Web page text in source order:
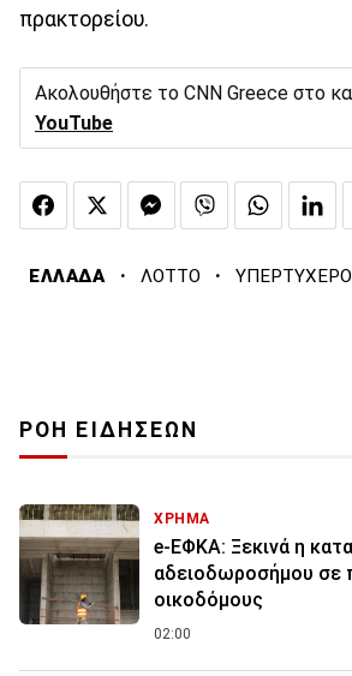
πρακτορείου.
Ακολουθήστε το CNN Greece στο
YouTube
ΕΛΛΑΔΑ · ΛΟΤΤΟ ·
ΡΟΗ ΕΙΔΗΣΕΩΝ
ΧΡΗΜΑ
e-ΕΦΚΑ: Ξεκινά η
αδειοδωροσήμου σε
οικοδόμους
02:00